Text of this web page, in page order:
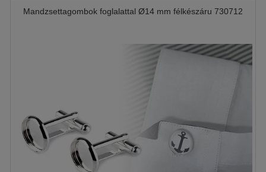
Mandzsettagombok foglalattal Ø14 mm félkészáru 730712